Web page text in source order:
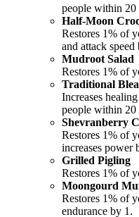
people within 20
Half-Moon
Restores 1% of
and attack speed
Mudroot Salad
Restores 1% of
Traditional
Increases
people within 20
Shevranberry
Restores 1% of
increases power
Grilled Pigling
Restores 1% of
Moongourd
Restores 1% of
endurance by 1.